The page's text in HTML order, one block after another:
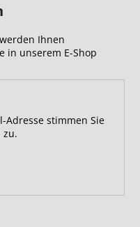
Ihnen
in unserem E-Shop
Adresse stimmen Sie
zu.